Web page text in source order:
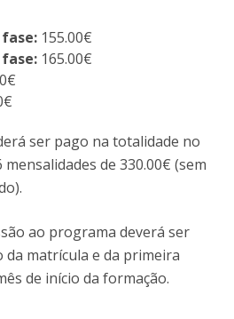
155.00€
165.00€
ser pago na totalidade no
de 330.00€ (sem
ao programa deverá ser
matrícula e da primeira
de início da formação.